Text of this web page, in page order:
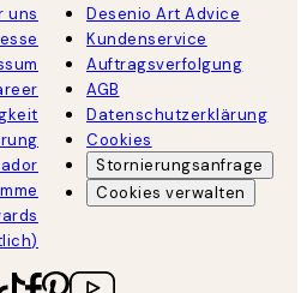
uns
Desenio Art Advice
Kundenservice
Auftragsverfolgung
AGB
Datenschutzerklärung
Cookies
Stornierungsanfrage
Cookies verwalten